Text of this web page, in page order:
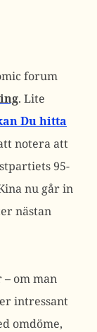
forum
. Lite
Du hitta
notera att
95-
nu går in
nästan
om man
intressant
omdöme,